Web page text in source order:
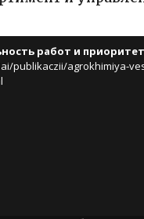
работ и
publikaczii/agrokhimiya-